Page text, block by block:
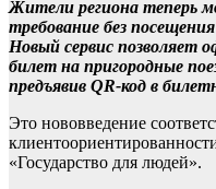
Жители региона теперь
требование без
Новый сервис позволяет
билет на пригородные
предъявив QR-код в
Это нововведение
«Государство для людей».